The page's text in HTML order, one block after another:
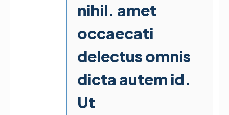
nihil. amet
occaecati
delectus omnis
dicta autem id.
Ut